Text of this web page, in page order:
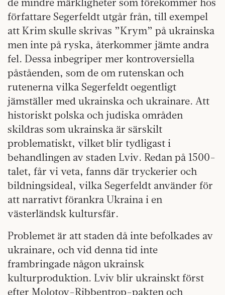
författare Segerfeldt utgår från, till exempel
att Krim skulle skrivas ”Krym” på ukrainska
men inte på ryska, återkommer jämte andra
fel. Dessa inbegriper mer kontroversiella
påståenden, som de om rutenskan och
rutenerna vilka Segerfeldt oegentligt
jämställer med ukrainska och ukrainare. Att
historiskt polska och judiska områden
skildras som ukrainska är särskilt
problematiskt, vilket blir tydligast i
behandlingen av staden Lviv. Redan på 1500-
talet, får vi veta, fanns där tryckerier och
bildningsideal, vilka Segerfeldt använder för
att narrativt förankra Ukraina i en
västerländsk kultursfär.
Problemet är att staden då inte befolkades av
ukrainare, och vid denna tid inte
frambringade någon ukrainsk
kulturproduktion. Lviv blir ukrainskt först
efter Molotov-Ribbentrop-pakten och